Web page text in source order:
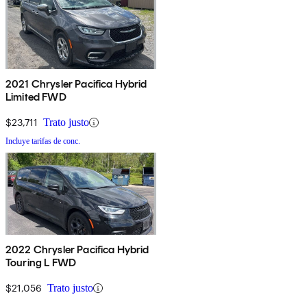
2021 Chrysler Pacifica Hybrid
Limited FWD
$23,711 Trato justo
Incluye tarifas de conc.
2022 Chrysler Pacifica Hybrid
Touring L FWD
$21,056 Trato justo